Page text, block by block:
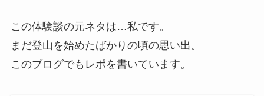
この体験談の元ネタは…私です。
まだ登山を始めたばかりの頃の思い出。
このブログでもレポを書いています。